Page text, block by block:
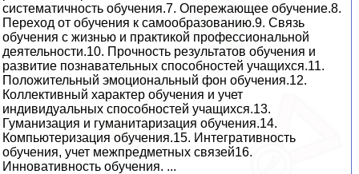
систематичность обучения.7. Опережающее обучение.8.
Переход от обучения к самообразованию.9. Связь
обучения с жизнью и практикой профессиональной
деятельности.10. Прочность результатов обучения и
развитие познавательных способностей учащихся.11.
Положительный эмоциональный фон обучения.12.
Коллективный характер обучения и учет
индивидуальных способностей учащихся.13.
Гуманизация и гуманитаризация обучения.14.
Компьютеризация обучения.15. Интегративность
обучения, учет межпредметных связей16.
Инновативность обучения. ...